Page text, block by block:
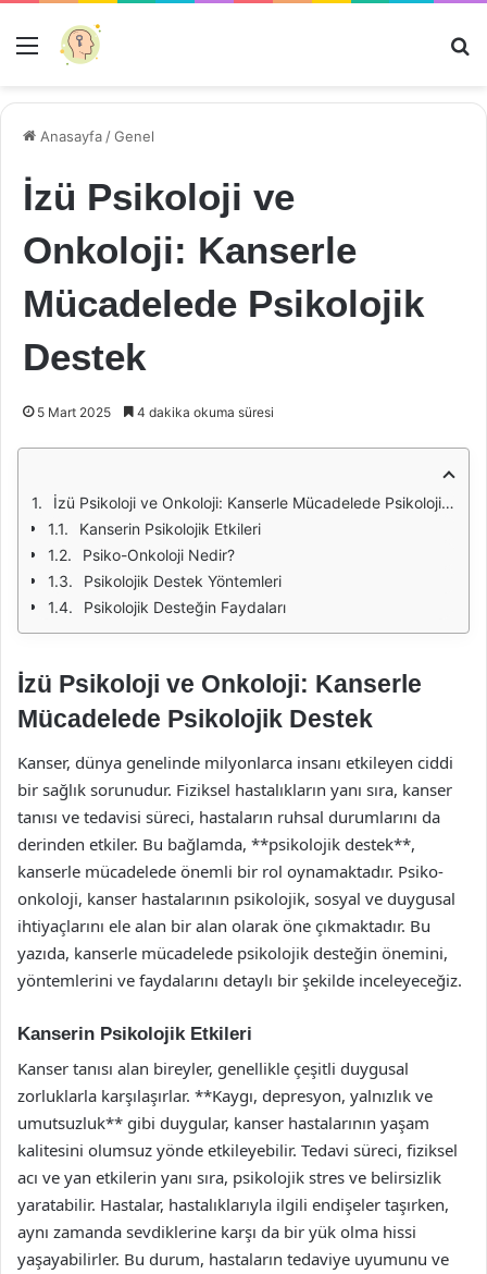
Menü
Anasayfa /Genel
İzü Psikoloji ve
Onkoloji: Kanserle
Mücadelede Psikolojik
Destek
5 Mart 2025 4 dakika okuma süresi
İzü Psikoloji ve Onkoloji: Kanserle Mücadelede Psikolojik Destek
Kanserin Psikolojik Etkileri
Psiko-Onkoloji Nedir?
Psikolojik Destek Yöntemleri
Psikolojik Desteğin Faydaları
İzü Psikoloji ve Onkoloji: Kanserle
Mücadelede Psikolojik Destek
Kanser, dünya genelinde milyonlarca insanı etkileyen ciddi
bir sağlık sorunudur. Fiziksel hastalıkların yanı sıra, kanser
tanısı ve tedavisi süreci, hastaların ruhsal durumlarını da
derinden etkiler. Bu bağlamda, **psikolojik destek**,
kanserle mücadelede önemli bir rol oynamaktadır. Psiko-
onkoloji, kanser hastalarının psikolojik, sosyal ve duygusal
ihtiyaçlarını ele alan bir alan olarak öne çıkmaktadır. Bu
yazıda, kanserle mücadelede psikolojik desteğin önemini,
yöntemlerini ve faydalarını detaylı bir şekilde inceleyeceğiz.
Kanserin Psikolojik Etkileri
Kanser tanısı alan bireyler, genellikle çeşitli duygusal
zorluklarla karşılaşırlar. **Kaygı, depresyon, yalnızlık ve
umutsuzluk** gibi duygular, kanser hastalarının yaşam
kalitesini olumsuz yönde etkileyebilir. Tedavi süreci, fiziksel
acı ve yan etkilerin yanı sıra, psikolojik stres ve belirsizlik
yaratabilir. Hastalar, hastalıklarıyla ilgili endişeler taşırken,
aynı zamanda sevdiklerine karşı da bir yük olma hissi
yaşayabilirler. Bu durum, hastaların tedaviye uyumunu ve